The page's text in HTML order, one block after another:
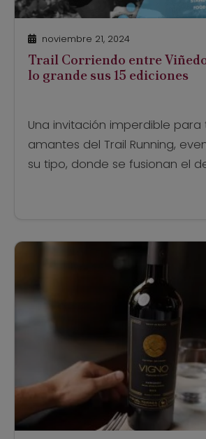
noviembre 21, 2024
Trail Corriendo entre
lo grande sus 15 ediciones
Una invitación imperdible para
amantes del Trail Running,
su tipo, donde se fusionan el
Curicó, vuelve a sorprender
EDICIÓN”. Ya se cumplen 15°
celebrarán en grande el